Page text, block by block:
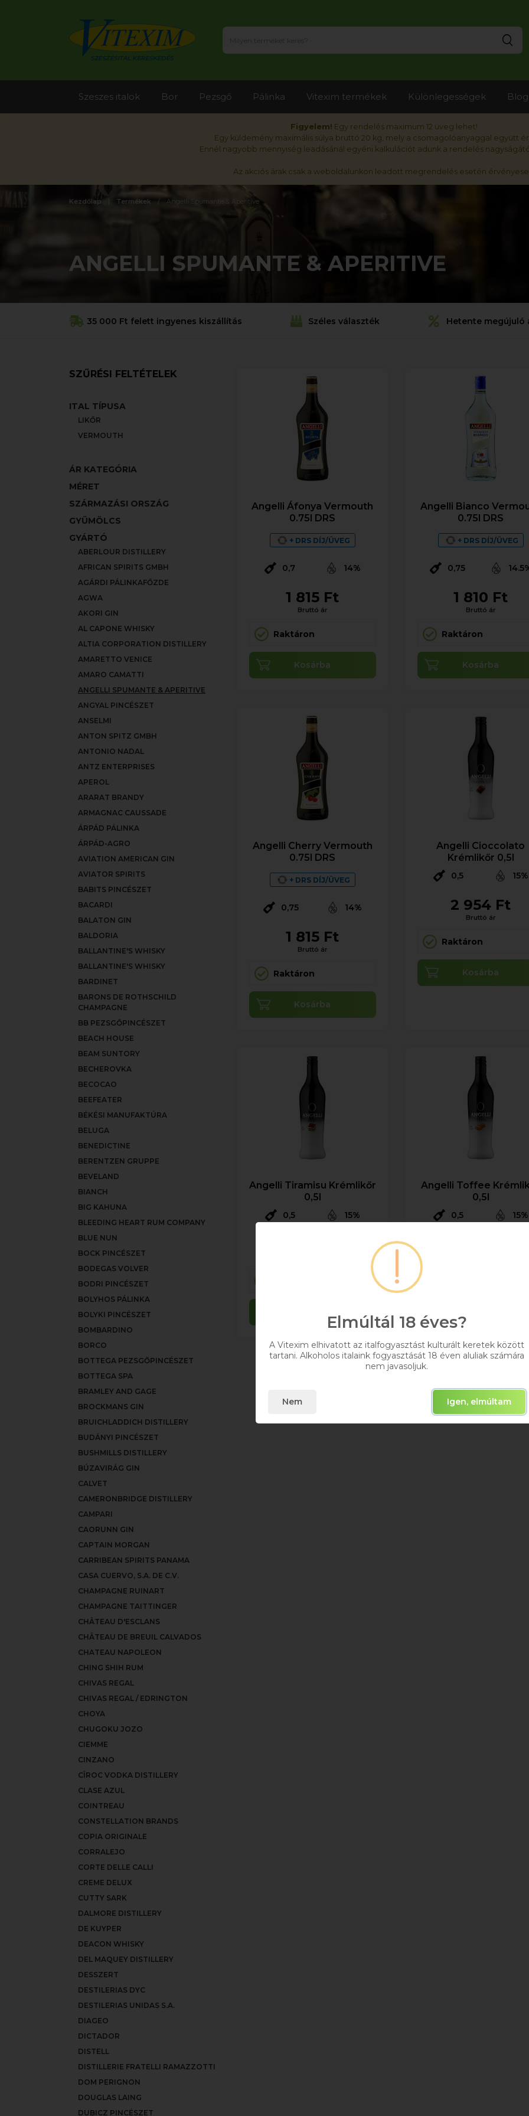
Figyelem! Egy rendelés maximum 12 üveg lehet!
Egy küldemény maximális súlya bruttó 20 kg, mely a csomagolóanyaggal együtt
Ennél nagyobb mennyiség leadásánál egyéni kalkulációt adunk a rendelés
Az akciós árak csak a weboldalunkon leadott megrendelés esetén
Szeszes italok Bor Pezsgő Pálinka Vitexim termékek Különlegességek Blog
Kezdőlap Termékek Angelli Spumante & Aperitive
ANGELLI SPUMANTE & APERITIVE
35 000 Ft felett ingyenes kiszállítás Széles választék Hetente megújuló
SZŰRÉSI FELTÉTELEK
ITAL TÍPUSA
LIKŐR
VERMOUTH
ÁR KATEGÓRIA
MÉRET
SZÁRMAZÁSI ORSZÁG
GYÜMÖLCS
GYÁRTÓ
ABERLOUR DISTILLERY
AFRICAN SPIRITS GMBH
AGÁRDI PÁLINKAFŐZDE
AGWA
AKORI GIN
AL CAPONE WHISKY
ALTIA CORPORATION DISTILLERY
AMARETTO VENICE
AMARO CAMATTI
ANGELLI SPUMANTE & APERITIVE
ANGYAL PINCÉSZET
ANSELMI
ANTON SPITZ GMBH
ANTONIO NADAL
ANTZ ENTERPRISES
APEROL
ARARAT BRANDY
ARMAGNAC CAUSSADE
ÁRPÁD PÁLINKA
ÁRPÁD-AGRO
AVIATION AMERICAN GIN
AVIATOR SPIRITS
BABITS PINCÉSZET
BACARDI
BALATON GIN
BALDORIA
BALLANTINE'S WHISKY
BALLANTINE'S WHISKY
BARDINET
BARONS DE ROTHSCHILD
CHAMPAGNE
BB PEZSGŐPINCÉSZET
BEACH HOUSE
BEAM SUNTORY
BECHEROVKA
BECOCAO
BEEFEATER
BÉKÉSI MANUFAKTÚRA
BELUGA
BENEDICTINE
BERENTZEN GRUPPE
BEVELAND
BIANCH
BIG KAHUNA
BLEEDING HEART RUM COMPANY
BLUE NUN
BOCK PINCÉSZET
BODEGAS VOLVER
BODRI PINCÉSZET
BOLYHOS PÁLINKA
BOLYKI PINCÉSZET
BOMBARDINO
BORCO
BOTTEGA PEZSGŐPINCÉSZET
BOTTEGA SPA
BRAMLEY AND GAGE
BROCKMANS GIN
BRUICHLADDICH DISTILLERY
BUDÁNYI PINCÉSZET
BUSHMILLS DISTILLERY
BÚZAVIRÁG GIN
CALVET
CAMERONBRIDGE DISTILLERY
CAMPARI
CAORUNN GIN
CAPTAIN MORGAN
CARRIBEAN SPIRITS PANAMA
CASA CUERVO, S.A. DE C.V.
CHAMPAGNE RUINART
CHAMPAGNE TAITTINGER
CHÂTEAU D'ESCLANS
CHÂTEAU DE BREUIL CALVADOS
CHATEAU NAPOLEON
CHING SHIH RUM
CHIVAS REGAL
CHIVAS REGAL / EDRINGTON
CHOYA
CHUGOKU JOZO
CIEMME
CINZANO
CÎROC VODKA DISTILLERY
CLASE AZUL
COINTREAU
CONSTELLATION BRANDS
COPIA ORIGINALE
CORRALEJO
CORTE DELLE CALLI
CREME DELUX
CUTTY SARK
DALMORE DISTILLERY
DE KUYPER
DEACON WHISKY
DEL MAQUEY DISTILLERY
DESSZERT
DESTILERIAS DYC
DESTILERIAS UNIDAS S.A.
DIAGEO
DICTADOR
DISTELL
DISTILLERIE FRATELLI RAMAZZOTTI
DOM PERIGNON
DOUGLAS LAING
DUBICZ PINCÉSZET
Angelli Áfonya Vermouth
0.75l DRS
+ DRS DÍJ/ÜVEG
0,7 14%
1 815 Ft
Bruttó ár
Raktáron
Kosárba
Angelli Bianco
0.75l DRS
+ DRS DÍJ/ÜVEG
0,75
1 810 Ft
Bruttó ár
Raktáron
Kosárba
Angelli Cherry Vermouth
0.75l DRS
+ DRS DÍJ/ÜVEG
0,75 14%
1 815 Ft
Bruttó ár
Raktáron
Kosárba
Angelli Cioccolato
Krémlikőr 0,5l
0,5 15%
2 954 Ft
Bruttó ár
Raktáron
Kosárba
Angelli Tiramisu Krémlikőr
0,5l
0,5 15%
Angelli Toffee
0,5l
0,5 15%
Elmúltál 18 éves?
A Vitexim elhivatott az italfogyasztást kulturált keretek között
tartani. Alkoholos italaink fogyasztását 18 éven aluliak számára
nem javasoljuk.
Nem Igen, elmúltam